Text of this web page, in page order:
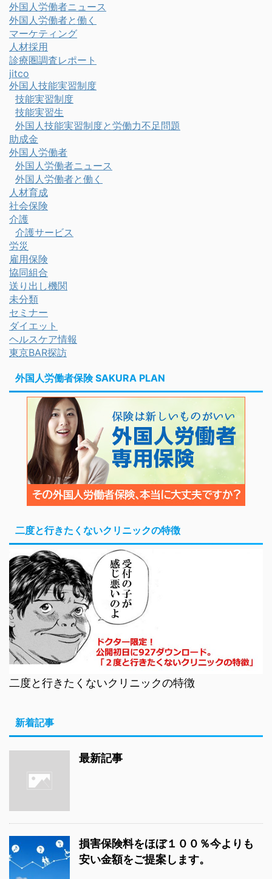
外国人労働者ニュース
外国人労働者と働く
マーケティング
人材採用
診療圏調査レポート
jitco
外国人技能実習制度
技能実習制度
技能実習生
外国人技能実習制度と労働力不足問題
助成金
外国人労働者
外国人労働者ニュース
外国人労働者と働く
人材育成
社会保険
介護
介護サービス
労災
雇用保険
協同組合
送り出し機関
未分類
セミナー
ダイエット
ヘルスケア情報
東京BAR探訪
外国人労働者保険 SAKURA PLAN
二度と行きたくないクリニックの特徴
二度と行きたくないクリニックの特徴
新着記事
最新記事
損害保険料をほぼ１００％今よりも
安い金額をご提案します。